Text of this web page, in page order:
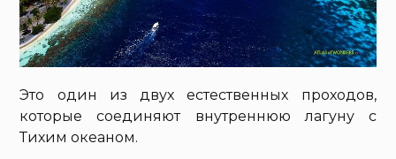
Это один из двух естественных проходов,
которые соединяют внутреннюю лагуну с
Тихим океаном.